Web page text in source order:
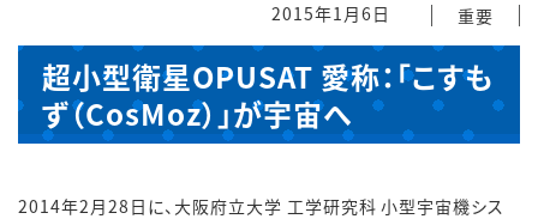
2015年1月6日 重要
超小型衛星OPUSAT 愛称：「こすも
ず（CosMoz）」が宇宙へ
2014年2月28日に、大阪府立大学 工学研究科 小型宇宙機シス